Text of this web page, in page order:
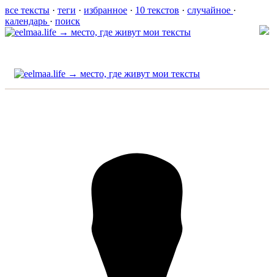
все тексты · теги · избранное · 10 текстов · случайное ·
календарь · поиск